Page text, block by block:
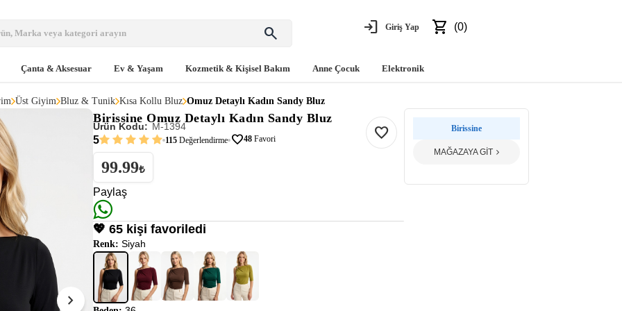
search login Giriş Yap shopping_cart (0)
Çanta & Aksesuar Ev & Yaşam Kozmetik & Kişisel Bakım Anne Çocuk Elektronik
Üst Giyim Bluz & Tunik Kısa Kollu Bluz Omuz Detaylı Kadın Sandy Bluz
chevron_right
Birissine Omuz Detaylı Kadın Sandy Bluz
Ürün Kodu: M-1394
5 115Değerlendirme favorite48 Favori
99.99₺
favorite
Paylaş
💖 65 kişi favoriledi
Renk: Siyah
Birissine
MAĞAZAYA GİT